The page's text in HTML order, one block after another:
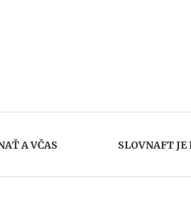
A VČAS
SLOVNAFT JE